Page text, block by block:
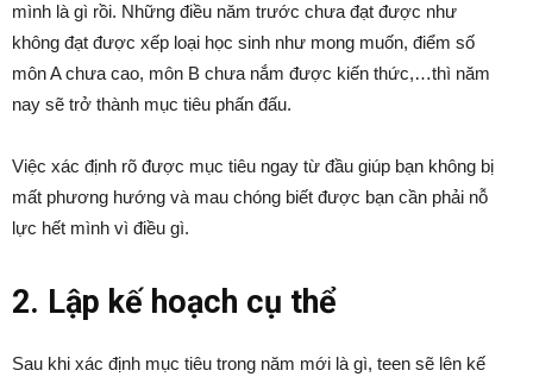
mình là gì rồi. Những điều năm trước chưa đạt được như
không đạt được xếp loại học sinh như mong muốn, điểm số
môn A chưa cao, môn B chưa nắm được kiến thức,…thì năm
nay sẽ trở thành mục tiêu phấn đấu.
Việc xác định rõ được mục tiêu ngay từ đầu giúp bạn không bị
mất phương hướng và mau chóng biết được bạn cần phải nỗ
lực hết mình vì điều gì.
2. Lập kế hoạch cụ thể
Sau khi xác định mục tiêu trong năm mới là gì, teen sẽ lên kế